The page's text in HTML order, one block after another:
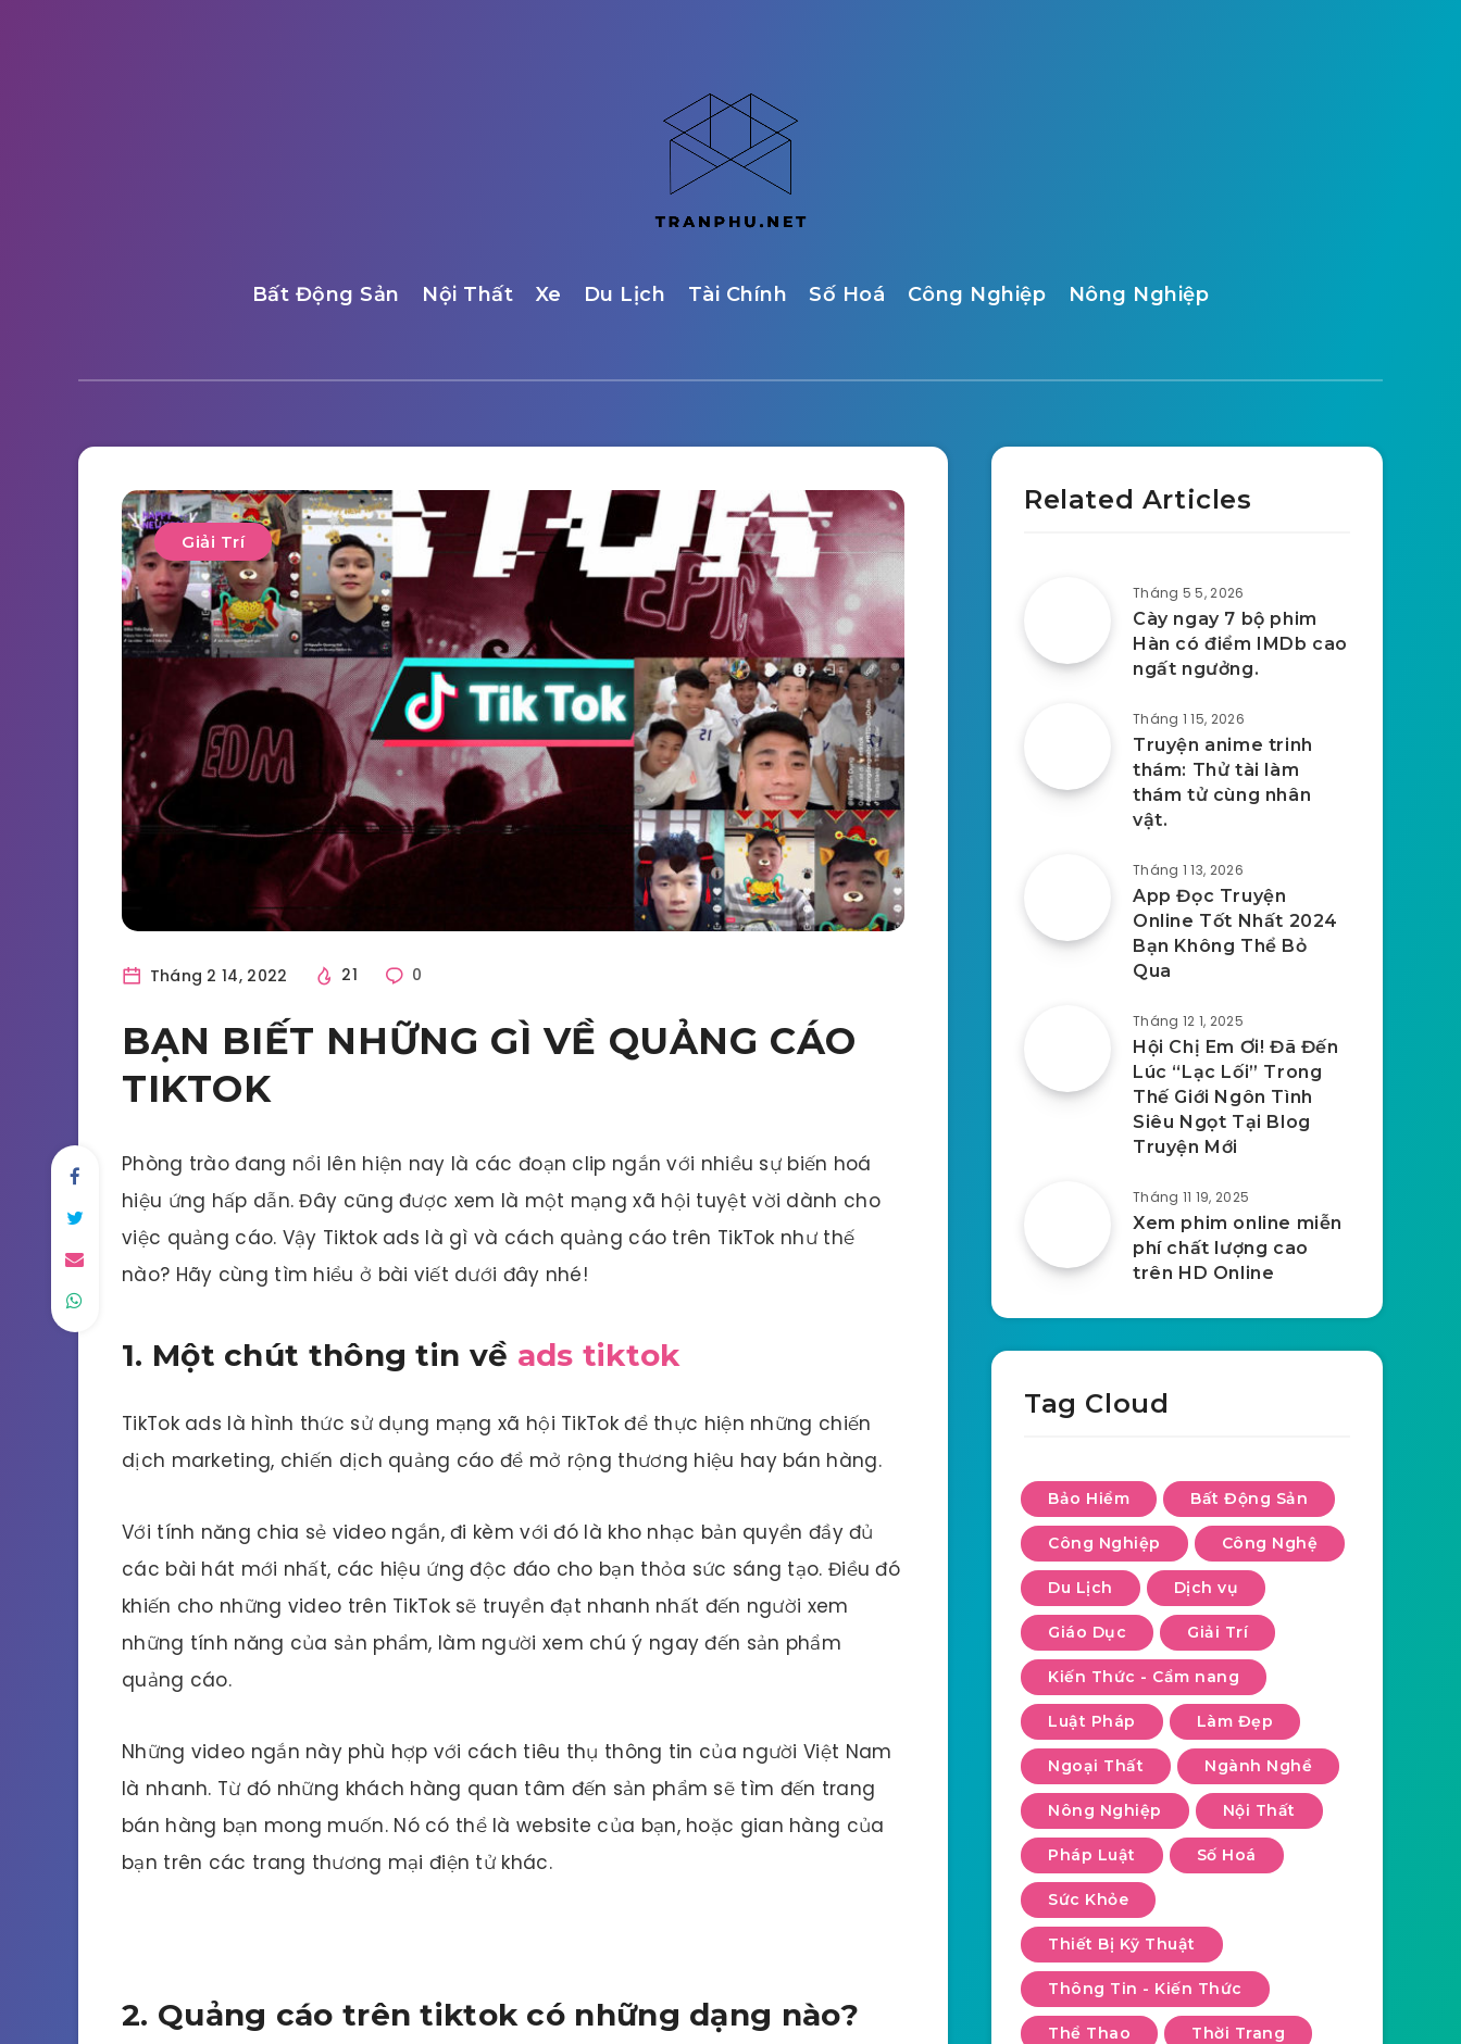
Bất Động Sản Nội Thất Xe Du Lịch Tài Chính Số Hoá Công Nghiệp Nông Nghiệp
Giải Trí
Tháng 2 14, 2022 21 0
BẠN BIẾT NHỮNG GÌ VỀ QUẢNG CÁO
TIKTOK
Phòng trào đang nổi lên hiện nay là các đoạn clip ngắn với nhiều sự biến hoá
hiệu ứng hấp dẫn. Đây cũng được xem là một mạng xã hội tuyệt vời dành cho
việc quảng cáo. Vậy Tiktok ads là gì và cách quảng cáo trên TikTok như thế
nào? Hãy cùng tìm hiểu ở bài viết dưới đây nhé!
1. Một chút thông tin về ads tiktok
TikTok ads là hình thức sử dụng mạng xã hội TikTok để thực hiện những chiến
dịch marketing, chiến dịch quảng cáo để mở rộng thương hiệu hay bán hàng.
Với tính năng chia sẻ video ngắn, đi kèm với đó là kho nhạc bản quyền đầy đủ
các bài hát mới nhất, các hiệu ứng độc đáo cho bạn thỏa sức sáng tạo. Điều đó
khiến cho những video trên TikTok sẽ truyền đạt nhanh nhất đến người xem
những tính năng của sản phẩm, làm người xem chú ý ngay đến sản phẩm
quảng cáo.
Những video ngắn này phù hợp với cách tiêu thụ thông tin của người Việt Nam
là nhanh. Từ đó những khách hàng quan tâm đến sản phẩm sẽ tìm đến trang
bán hàng bạn mong muốn. Nó có thể là website của bạn, hoặc gian hàng của
bạn trên các trang thương mại điện tử khác.
2. Quảng cáo trên tiktok có những dạng nào?
Related Articles
Tháng 5 5, 2026
Cày ngay 7 bộ phim
Hàn có điểm IMDb cao
ngất ngưởng.
Tháng 1 15, 2026
Truyện anime trinh
thám: Thử tài làm
thám tử cùng nhân
vật.
Tháng 1 13, 2026
App Đọc Truyện
Online Tốt Nhất 2024
Bạn Không Thể Bỏ
Qua
Tháng 12 1, 2025
Hội Chị Em Ơi! Đã Đến
Lúc “Lạc Lối” Trong
Thế Giới Ngôn Tình
Siêu Ngọt Tại Blog
Truyện Mới
Tháng 11 19, 2025
Xem phim online miễn
phí chất lượng cao
trên HD Online
Tag Cloud
Bảo Hiểm Bất Động Sản
Công Nghiệp Công Nghệ
Du Lịch Dịch vụ
Giáo Dục Giải Trí
Kiến Thức - Cẩm nang
Luật Pháp Làm Đẹp
Ngoại Thất Ngành Nghề
Nông Nghiệp Nội Thất
Pháp Luật Số Hoá
Sức Khỏe
Thiết Bị Kỹ Thuật
Thông Tin - Kiến Thức
Thể Thao Thời Trang